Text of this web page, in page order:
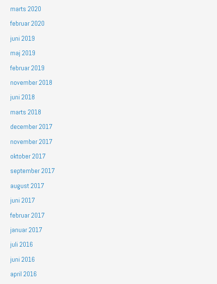
marts 2020
februar 2020
juni 2019
maj 2019
februar 2019
november 2018
juni 2018
marts 2018
december 2017
november 2017
oktober 2017
september 2017
august 2017
juni 2017
februar 2017
januar 2017
juli 2016
juni 2016
april 2016